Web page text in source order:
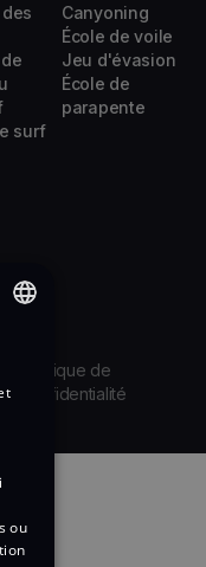
Canyoning
École de voile
Jeu d'évasion
École de
parapente
surf
Politique de
confidentialité
ou